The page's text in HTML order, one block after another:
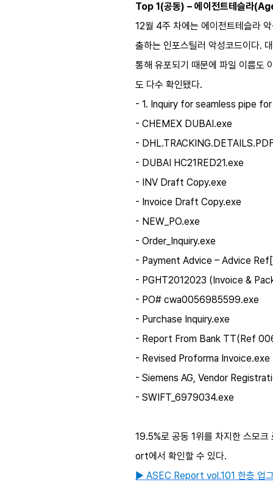
Top 1(공동) – 에이전트테슬라
12월 4주 차에는 에이전트테슬라
출하는 인포스틸러 악성코드이다
통해 유포되기 때문에 파일 이름도
도 다수 확인됐다.
- 1. Inquiry for seamless pipe
- CHEMEX DUBAI.exe
-
- DUBAI HC21RED21.exe
- INV Draft Copy.exe
- Invoice Draft Copy.exe
- NEW_PO.exe
- Order_Inquiry.exe
- Payment Advice – Advice
- PGHT2012023 (Invoice &
- PO# cwa0056985599.exe
- Purchase Inquiry.exe
- Report From Bank TT(Ref
- Revised Proforma Invoice.exe
- Siemens AG, Vendor
- SWIFT_6979034.exe
19.5%로 공동 1위를 차지한 스모
ort에서 확인할 수 있다.
▶ ASEC Report vol.101 한층 업